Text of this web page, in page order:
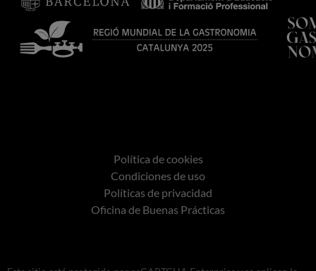
Política de cookies
Condiciones de uso
Políticas de privacidad
Oficina de Buenas Prácticas